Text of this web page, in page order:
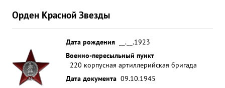
Орден Красной Звезды
Дата рождения
__.__.1923
Военно-пересыльный пункт
220 корпусная артиллерийская бригада
Дата документа 09.10.1945